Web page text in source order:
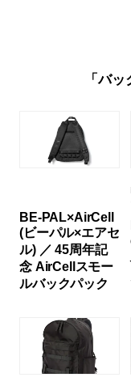
「バ
BE-PAL×AirCell
(ビーパル×エアセ
ル) ／ 45周年記
念 AirCellスモー
ルバックパック